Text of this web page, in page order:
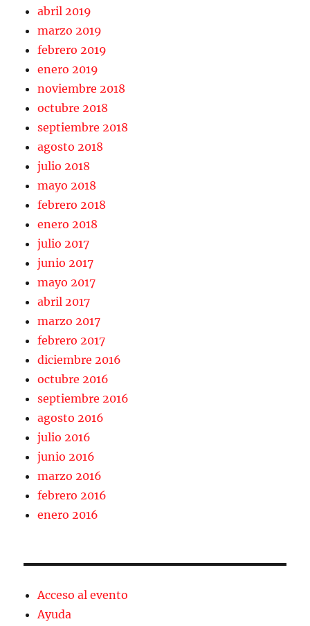
abril 2019
marzo 2019
febrero 2019
enero 2019
noviembre 2018
octubre 2018
septiembre 2018
agosto 2018
julio 2018
mayo 2018
febrero 2018
enero 2018
julio 2017
junio 2017
mayo 2017
abril 2017
marzo 2017
febrero 2017
diciembre 2016
octubre 2016
septiembre 2016
agosto 2016
julio 2016
junio 2016
marzo 2016
febrero 2016
enero 2016
Acceso al evento
Ayuda